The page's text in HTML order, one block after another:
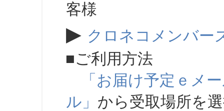
客様
▶ クロネコメンバー
■ご利用方法
「お届け予定ｅメ
ル」 から受取場所を